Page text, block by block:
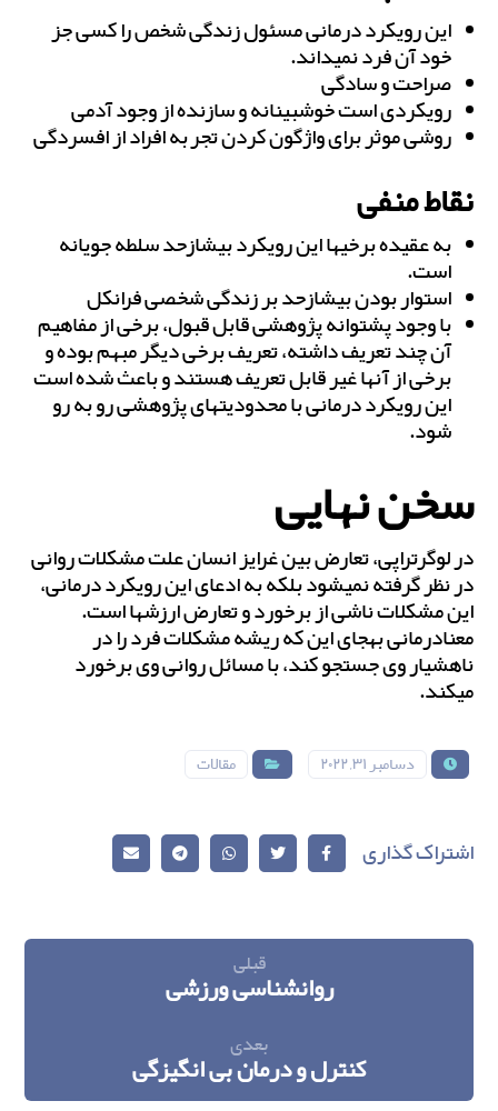
این رویکرد درمانی مسئول زندگی شخص را کسی جز
خود آن فرد نمی‎داند.
صراحت و سادگی
رویکردی است خوش‎بینانه و سازنده از وجود آدمی
روشی موثر برای واژگون کردن تجربه افراد از افسردگی
نقاط منفی
به عقیده برخی‎ها این رویکرد بیش‎ازحد سلطه جویانه
است.
استوار بودن بیش‎ازحد بر زندگی شخصی فرانکل
با وجود پشتوانه پژوهشی قابل قبول، برخی از مفاهیم
آن چند تعریف داشته، تعریف برخی دیگر مبهم بوده و
برخی از آن‎ها غیر قابل تعریف هستند و باعث شده است
این رویکرد درمانی با محدودیت‎های پژوهشی رو به رو
شود.
سخن نهایی
در لوگرتراپی، تعارض‎ بین غرایز انسان علت مشکلات روانی
در نظر گرفته نمی‎شود بلکه به ادعای این رویکرد درمانی،
این مشکلات ناشی از برخورد و تعارض ارزش‎ها است.
معنادرمانی به‎جای این که ریشه مشکلات فرد را در
ناهشیار وی جستجو کند، با مسائل روانی وی برخورد
می‎کند.
دسامبر ۳۱, ۲۰۲۲ مقالات
قبلی
روانشناسی ورزشی
بعدی
کنترل و درمان بی انگیزگی